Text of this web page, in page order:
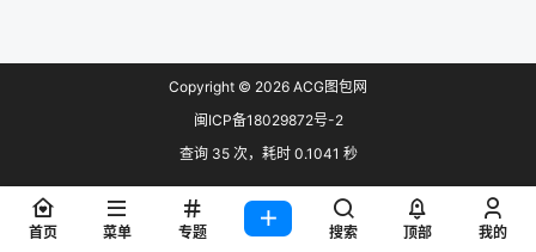
Copyright © 2026 ACG图包网
闽ICP备18029872号-2
查询 35 次，耗时 0.1041 秒
首页 菜单 专题 搜索 顶部 我的